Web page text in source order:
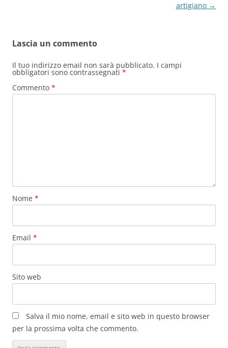
artigiano →
Lascia un commento
Il tuo indirizzo email non sarà pubblicato. I campi
obbligatori sono contrassegnati *
Commento *
Nome *
Email *
Sito web
Salva il mio nome, email e sito web in questo browser
per la prossima volta che commento.